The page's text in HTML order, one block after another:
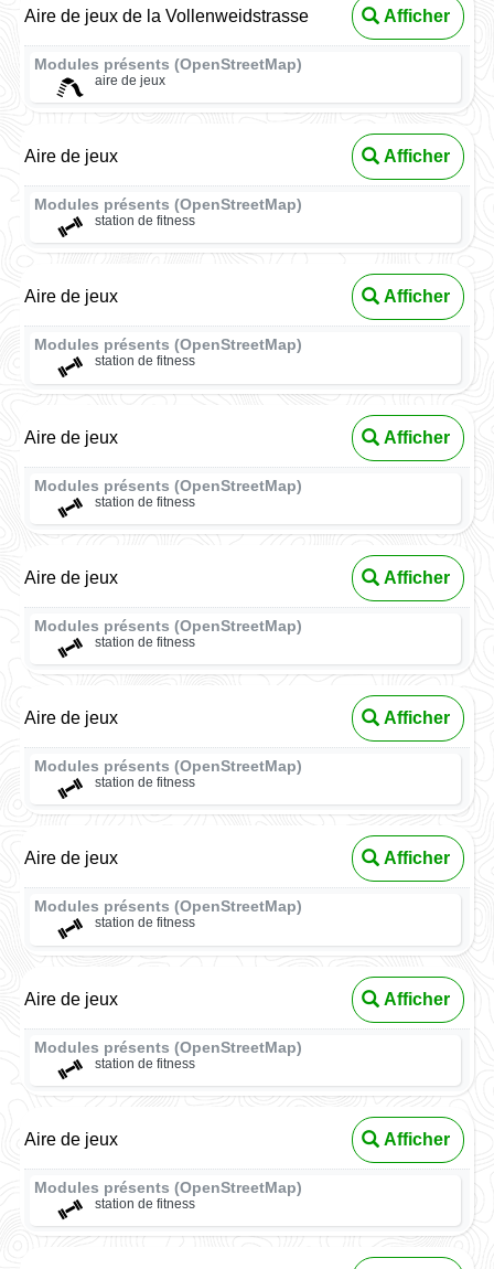
Aire de jeux de la Vollenweidstrasse Afficher
Modules présents (OpenStreetMap)
aire de jeux
Aire de jeux Afficher
Modules présents (OpenStreetMap)
station de fitness
Aire de jeux Afficher
Modules présents (OpenStreetMap)
station de fitness
Aire de jeux Afficher
Modules présents (OpenStreetMap)
station de fitness
Aire de jeux Afficher
Modules présents (OpenStreetMap)
station de fitness
Aire de jeux Afficher
Modules présents (OpenStreetMap)
station de fitness
Aire de jeux Afficher
Modules présents (OpenStreetMap)
station de fitness
Aire de jeux Afficher
Modules présents (OpenStreetMap)
station de fitness
Aire de jeux Afficher
Modules présents (OpenStreetMap)
station de fitness